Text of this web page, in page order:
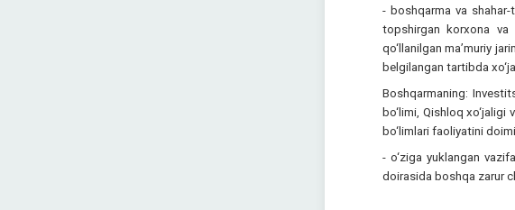
- boshqarma va
topshirgan korxona va
qo‘llanilgan ma’muriy
belgilangan tartibda
Boshqarmaning:
bo‘limi, Qishloq
bo‘limlari faoliyatini
- o‘ziga yuklangan
doirasida boshqa zarur